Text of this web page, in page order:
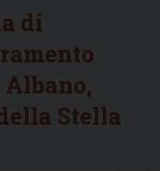
di
Stella